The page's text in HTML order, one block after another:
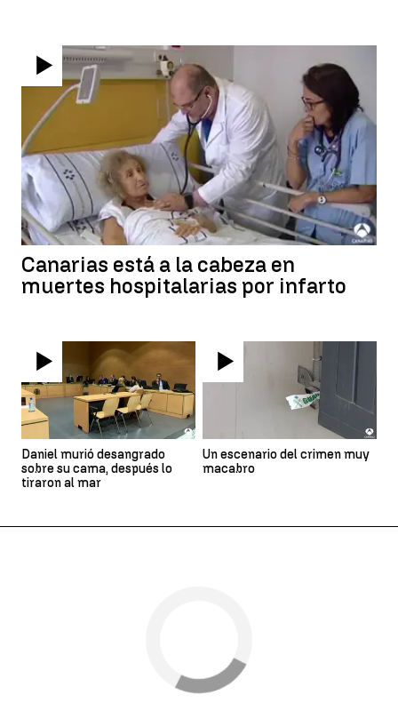
Canarias está a la cabeza en
muertes hospitalarias por infarto
Daniel murió desangrado
sobre su cama, después lo
tiraron al mar
Un escenario del crimen muy
macabro